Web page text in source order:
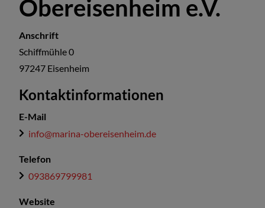
Obereisenheim e.V.
Anschrift
Schiffmühle 0
97247 Eisenheim
Kontaktinformationen
E-Mail
info@marina-obereisenheim.de
Telefon
093869799981
Website